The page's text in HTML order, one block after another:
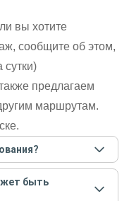
вы хотите
сообщите об этом,
предлагаем
маршрутам.
вопрос» и
нужно. Сначала
вопросы и после
быть